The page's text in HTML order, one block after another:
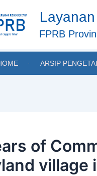
FPRB
ARSIP
of
village